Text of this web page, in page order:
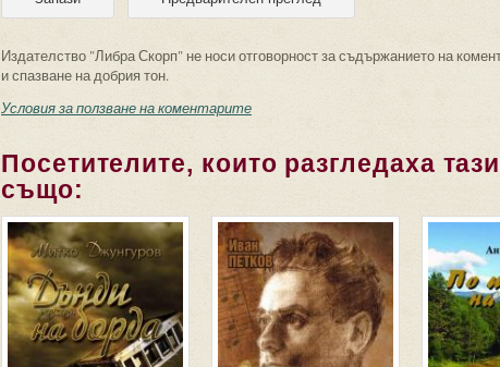
Издателство "Либра Скорп" не носи отговорност за съдържанието на
и спазване на добрия тон.
Условия за ползване на коментарите
Посетителите, които разгледаха
също: